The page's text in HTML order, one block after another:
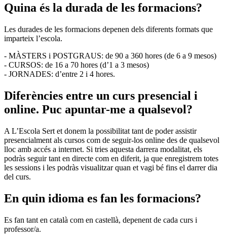
Quina és la durada de les formacions?
Les durades de les formacions depenen dels diferents formats que
imparteix l’escola.
- MÀSTERS i POSTGRAUS: de 90 a 360 hores (de 6 a 9 mesos)
- CURSOS: de 16 a 70 hores (d’1 a 3 mesos)
- JORNADES: d’entre 2 i 4 hores.
Diferències entre un curs presencial i
online. Puc apuntar-me a qualsevol?
A L’Escola Sert et donem la possibilitat tant de poder assistir
presencialment als cursos com de seguir-los online des de qualsevol
lloc amb accés a internet. Si tries aquesta darrera modalitat, els
podràs seguir tant en directe com en diferit, ja que enregistrem totes
les sessions i les podràs visualitzar quan et vagi bé fins el darrer dia
del curs.
En quin idioma es fan les formacions?
Es fan tant en català com en castellà, depenent de cada curs i
professor/a.